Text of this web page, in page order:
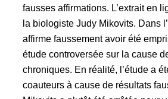
fausses affirmations. L’extrait en
la biologiste Judy Mikovits. Dans
affirme faussement avoir été
étude controversée sur la cause
chroniques. En réalité, l’étude a
coauteurs à cause de résultats